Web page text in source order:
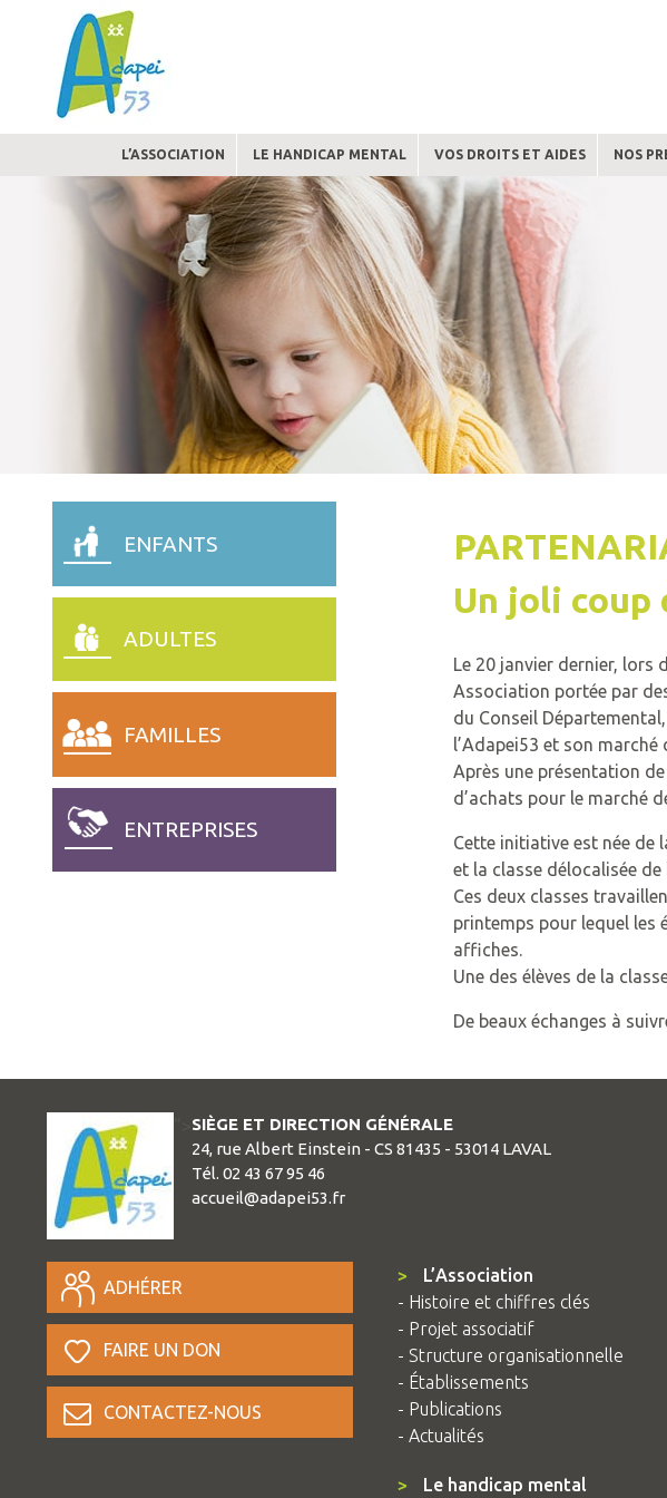
L’ASSOCIATION LE HANDICAP MENTAL VOS DROITS ET AIDES NOS
Un joli coup
Le 20 janvier dernier, lors
Association portée par
du Conseil
l’Adapei53 et son marché
Après une présentation
d’achats pour le marché
Cette initiative est née de
et la classe délocalisée de
Ces deux classes
printemps pour lequel les
affiches.
Une des élèves de la
De beaux échanges à
ENFANTS
ADULTES
FAMILLES
ENTREPRISES
SIÈGE ET DIRECTION GÉNÉRALE
24, rue Albert Einstein - CS 81435 - 53014 LAVAL
Tél. 02 43 67 95 46
accueil@adapei53.fr
ADHÉRER
FAIRE UN DON
CONTACTEZ-NOUS
>
L’Association
- Histoire et chiffres clés
- Projet associatif
- Structure organisationnelle
- Établissements
- Publications
- Actualités
> Le handicap mental